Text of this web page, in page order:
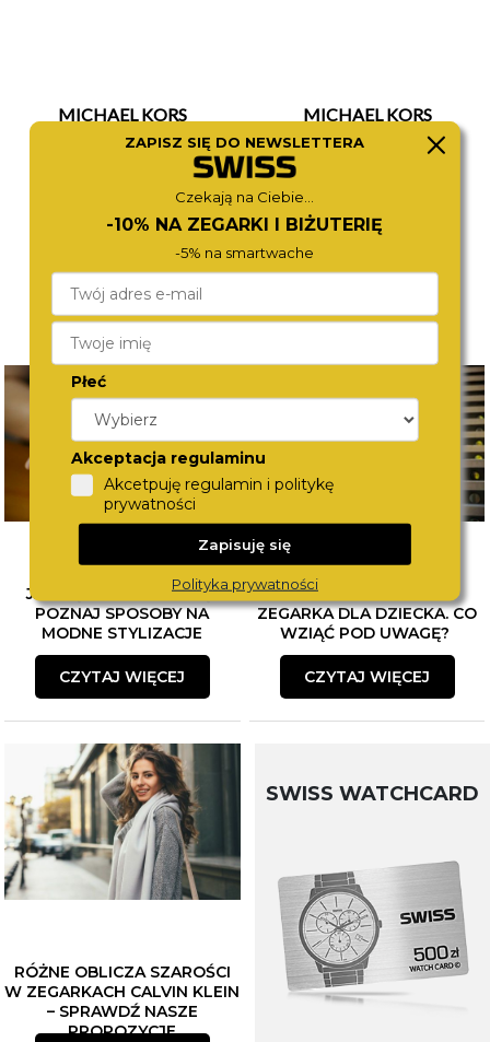
MICHAEL KORS
1 280,-
MICHAEL KORS
980,-
JAK ŁĄCZYĆ BIŻUTERIĘ?
POZNAJ SPOSOBY NA
MODNE STYLIZACJE
CZYTAJ WIĘCEJ
WYBÓR PIERWSZEGO
ZEGARKA DLA DZIECKA. CO
WZIĄĆ POD UWAGĘ?
CZYTAJ WIĘCEJ
RÓŻNE OBLICZA SZAROŚCI
W ZEGARKACH CALVIN KLEIN
– SPRAWDŹ NASZE
PROPOZYCJE
SWISS WATCHCARD
ZAPISZ SIĘ DO NEWSLETTERA
Czekają na Ciebie...
-10% NA ZEGARKI I BIŻUTERIĘ
-5% na smartwache
Płeć
Akceptacja regulaminu
Akcetpuję regulamin i politykę
prywatności
Zapisuję się
Polityka prywatności